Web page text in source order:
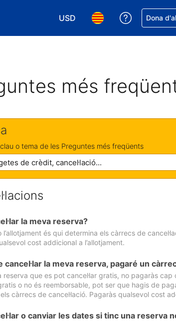
USD
Tria la moneda. La moneda
Tria l'idioma.
Rep ajuda
Dona
més
o tema de les Preguntes més freqüents
la meva reserva?
l’allotjament és qui determina els càrrecs de
cost addicional a l’allotjament.
cancel·lar la meva reserva, pagaré un
reserva que es pot cancel·lar gratis, no pagaràs
o no és reemborsable, pot ser que hagis de
càrrecs de cancel·lació. Pagaràs qualsevol cost
o canviar les dates si tinc una reserva